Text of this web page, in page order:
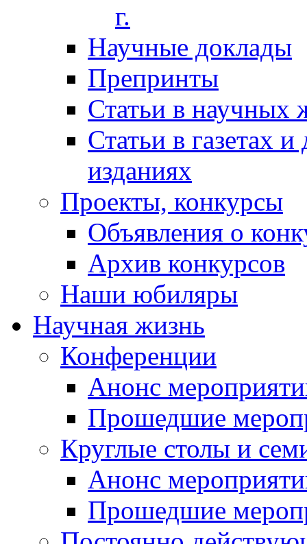
г.
Научные доклады
Препринты
Статьи в научных
Статьи в газетах
изданиях
Проекты, конкурсы
Объявления о
Архив конкурсов
Наши юбиляры
Научная жизнь
Конференции
Анонс
Прошедшие
Круглые столы и
Анонс
Прошедшие